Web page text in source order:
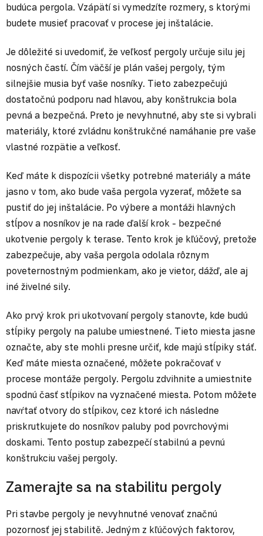
budúca pergola. Vzápätí si vymedzíte rozmery, s ktorými
budete musieť pracovať v procese jej inštalácie.
Je dôležité si uvedomiť, že veľkosť pergoly určuje silu jej
nosných častí. Čím väčší je plán vašej pergoly, tým
silnejšie musia byť vaše nosníky. Tieto zabezpečujú
dostatočnú podporu nad hlavou, aby konštrukcia bola
pevná a bezpečná. Preto je nevyhnutné, aby ste si vybrali
materiály, ktoré zvládnu konštrukčné namáhanie pre vaše
vlastné rozpätie a veľkosť.
Keď máte k dispozícii všetky potrebné materiály a máte
jasno v tom, ako bude vaša pergola vyzerať, môžete sa
pustiť do jej inštalácie. Po výbere a montáži hlavných
stĺpov a nosníkov je na rade ďalší krok - bezpečné
ukotvenie pergoly k terase. Tento krok je kľúčový, pretože
zabezpečuje, aby vaša pergola odolala rôznym
poveternostným podmienkam, ako je vietor, dážď, ale aj
iné živelné sily.
Ako prvý krok pri ukotvovaní pergoly stanovte, kde budú
stĺpiky pergoly na palube umiestnené. Tieto miesta jasne
označte, aby ste mohli presne určiť, kde majú stĺpiky stáť.
Keď máte miesta označené, môžete pokračovať v
procese montáže pergoly. Pergolu zdvihnite a umiestnite
spodnú časť stĺpikov na vyznačené miesta. Potom môžete
navŕtať otvory do stĺpikov, cez ktoré ich následne
priskrutkujete do nosníkov paluby pod povrchovými
doskami. Tento postup zabezpečí stabilnú a pevnú
konštrukciu vašej pergoly.
Zamerajte sa na stabilitu pergoly
Pri stavbe pergoly je nevyhnutné venovať značnú
pozornosť jej stabilitě. Jedným z kľúčových faktorov,